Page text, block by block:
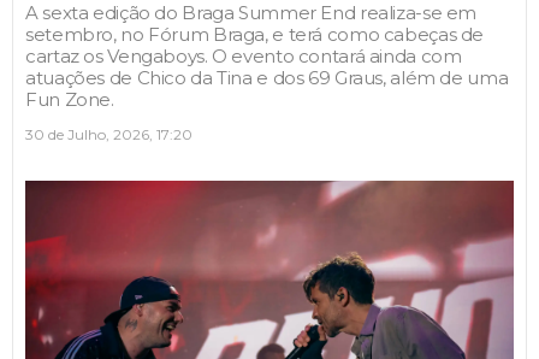
A sexta edição do Braga Summer End realiza-se em
setembro, no Fórum Braga, e terá como cabeças de
cartaz os Vengaboys. O evento contará ainda com
atuações de Chico da Tina e dos 69 Graus, além de uma
Fun Zone.
30 de Julho, 2026, 17:20